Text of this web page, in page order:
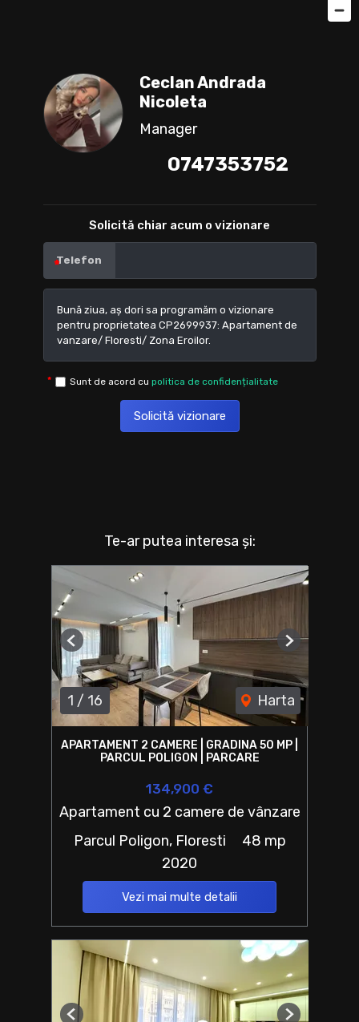
Ceclan Andrada
Nicoleta
Manager
0747353752
Solicită chiar acum o vizionare
Telefon
Sunt de acord cu politica de confidențialitate
Solicită vizionare
Te-ar putea interesa și:
1 / 16 Harta
Previous Next
APARTAMENT 2 CAMERE | GRADINA 50 MP |
PARCUL POLIGON | PARCARE
134,900 €
Apartament cu 2 camere de vânzare
Parcul Poligon, Floresti
48 mp
2020
Vezi mai multe detalii